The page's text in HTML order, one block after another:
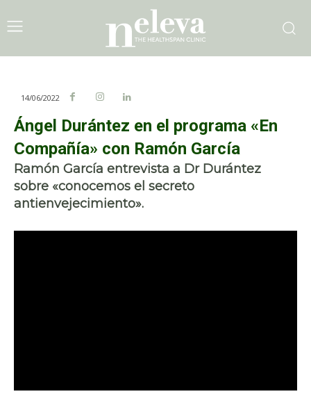
14/06/2022
Ángel Durántez en el programa «En
Compañía» con Ramón García
Ramón García entrevista a Dr Durántez
sobre «conocemos el secreto
antienvejecimiento».